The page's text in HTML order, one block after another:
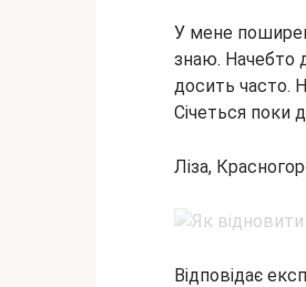
У мене
знаю. Начебто
досить часто.
Січеться поки
Ліза,
Відповідає